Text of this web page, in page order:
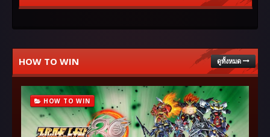
HOW TO WIN ดูทั้งหมด
HOW TO WIN